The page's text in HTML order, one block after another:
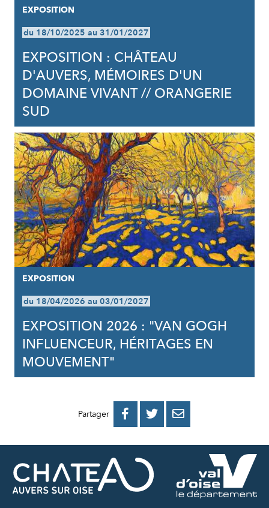
EXPOSITION
du 18/10/2025 au 31/01/2027
EXPOSITION : CHÂTEAU
D'AUVERS, MÉMOIRES D'UN
DOMAINE VIVANT // ORANGERIE
SUD
EXPOSITION
du 18/04/2026 au 03/01/2027
EXPOSITION 2026 : "VAN GOGH
INFLUENCEUR, HÉRITAGES EN
MOUVEMENT"
Partager 
PARTAGER
FACEBOOK
PARTAGER
PARTAGER
MAIL